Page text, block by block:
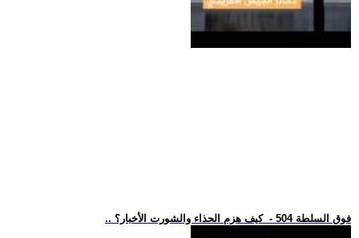
.. فوق السلطة 504 - كيف هزم الحذاء والشورت الأخبار؟